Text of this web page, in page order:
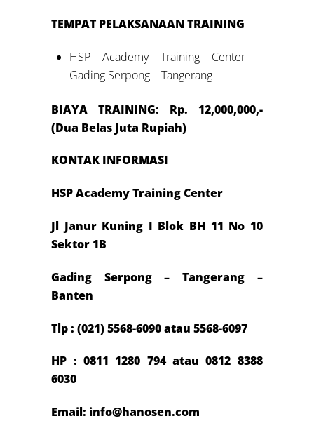
TEMPAT PELAKSANAANTRAINING
HSP Academy Training Center –
Gading Serpong – Tangerang
BIAYA TRAINING: Rp. 12,000,000,-
(Dua Belas Juta Rupiah)
KONTAK INFORMASI
HSP Academy Training Center
Jl Janur Kuning I Blok BH 11 No 10
Sektor 1B
Gading Serpong – Tangerang –
Banten
Tlp : (021) 5568-6090 atau 5568-6097
HP : 0811 1280 794 atau 0812 8388
6030
Email: info@hanosen.com